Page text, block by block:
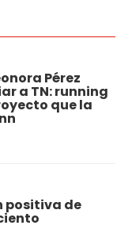
Pérez
a TN: running
que la
positiva de